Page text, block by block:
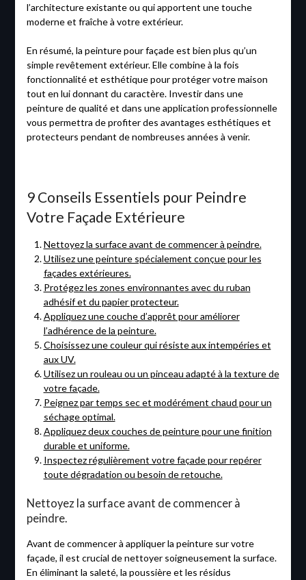
l’architecture existante ou qui apportent une touche
moderne et fraîche à votre extérieur.
En résumé, la peinture pour façade est bien plus qu’un
simple revêtement extérieur. Elle combine à la fois
fonctionnalité et esthétique pour protéger votre maison
tout en lui donnant du caractère. Investir dans une
peinture de qualité et dans une application professionnelle
vous permettra de profiter des avantages esthétiques et
protecteurs pendant de nombreuses années à venir.
9 Conseils Essentiels pour Peindre
Votre Façade Extérieure
Nettoyez la surface avant de commencer à peindre.
Utilisez une peinture spécialement conçue pour les
façades extérieures.
Protégez les zones environnantes avec du ruban
adhésif et du papier protecteur.
Appliquez une couche d’apprêt pour améliorer
l’adhérence de la peinture.
Choisissez une couleur qui résiste aux intempéries et
aux UV.
Utilisez un rouleau ou un pinceau adapté à la texture de
votre façade.
Peignez par temps sec et modérément chaud pour un
séchage optimal.
Appliquez deux couches de peinture pour une finition
durable et uniforme.
Inspectez régulièrement votre façade pour repérer
toute dégradation ou besoin de retouche.
Nettoyez la surface avant de commencer à
peindre.
Avant de commencer à appliquer la peinture sur votre
façade, il est crucial de nettoyer soigneusement la surface.
En éliminant la saleté, la poussière et les résidus